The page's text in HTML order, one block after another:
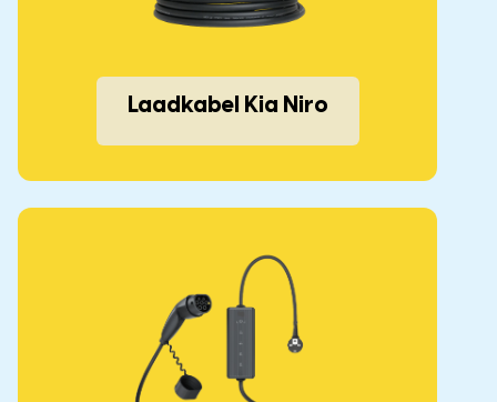
Laadkabel Kia Niro